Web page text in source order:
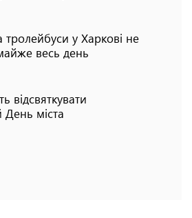
тролейбуси у Харкові не
весь день
відсвяткувати
День міста